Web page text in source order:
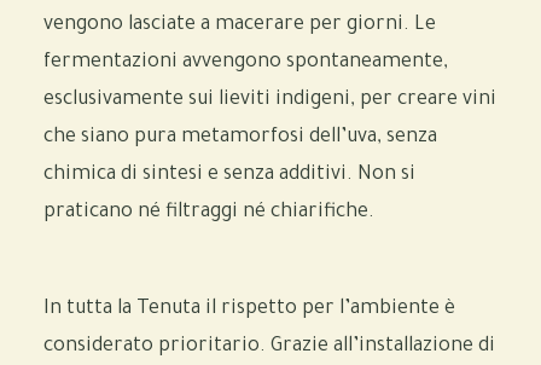
vengono lasciate a macerare per giorni. Le
fermentazioni avvengono spontaneamente,
esclusivamente sui lieviti indigeni, per creare vini
che siano pura metamorfosi dell’uva, senza
chimica di sintesi e senza additivi. Non si
praticano né filtraggi né chiarifiche.
In tutta la Tenuta il rispetto per l’ambiente è
considerato prioritario. Grazie all’installazione di